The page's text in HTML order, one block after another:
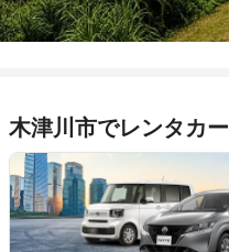
木津川市でレンタカ